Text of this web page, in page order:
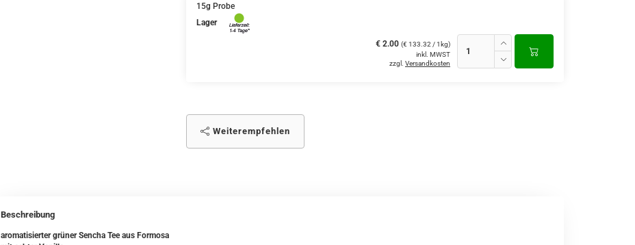
15g Probe
Lager
€ 2.00 (€ 133.32 / 1kg)
inkl. MWST
zzgl. Versandkosten
Weiterempfehlen
Beschreibung
aromatisierter grüner Sencha Tee aus Formosa